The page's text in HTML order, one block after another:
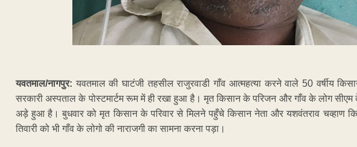
यवतमाल/नागपुर: यवतमाल की घाटंजी तहसील राजुरवाडी गाँव आत्महत्या करने वाले 50 वर्षीय
सरकारी अस्पताल के पोस्टमार्टम रूम में ही रखा हुआ है। मृत किसान के परिजन और गाँव के लोग
अड़े हुआ है। बुधवार को मृत किसान के परिवार से मिलने पहुँचे किसान नेता और यशवंतराव चव्हाण
तिवारी को भी गाँव के लोगो की नाराजगी का सामना करना पड़ा।